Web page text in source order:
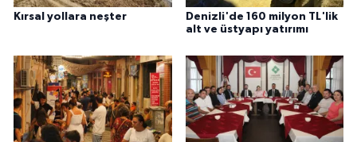
Kırsal yollara neşter
Denizli'de 160 milyon TL'lik
alt ve üstyapı yatırımı